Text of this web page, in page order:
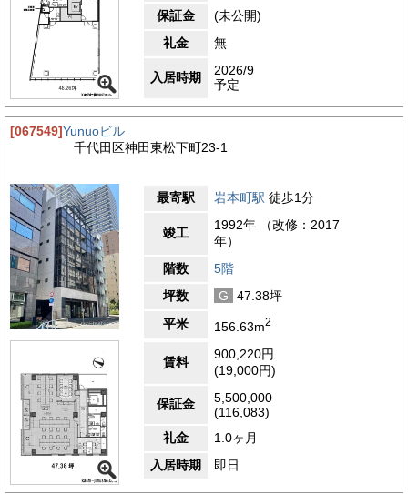
保証金
(未公開)
礼金
無
入居時期
2026/9
予定
[067549]Yunuoビル
千代田区神田東松下町23-1
最寄駅 岩本町駅 徒歩1分
竣工
1992年 （改修：2017
年）
階数
5階
坪数
G
47.38坪
平米
156.63m2
賃料
900,220円
(19,000円)
保証金
5,500,000
(116,083)
礼金
1.0ヶ月
入居時期
即日